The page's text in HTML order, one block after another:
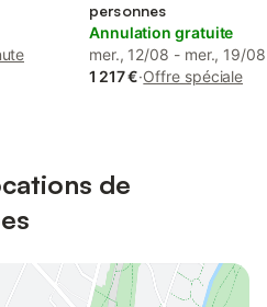
personnes
Annulation gratuite
mer., 12/08 - mer., 19/08
1 217 €·Offre spéciale
de